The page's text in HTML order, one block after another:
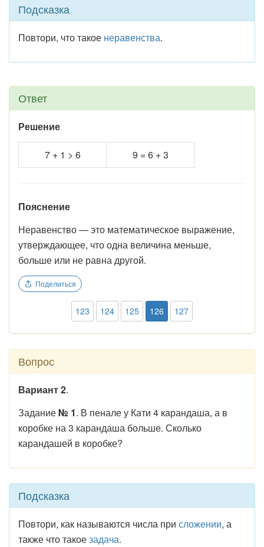
Подсказка
Повтори, что такое неравенства.
Ответ
Решение
7 + 1 > 6 9 = 6 + 3
Пояснение
Неравенство — это математическое выражение,
утверждающее, что одна величина меньше,
больше или не равна другой.
Поделиться
123 124 125 126 127
Вопрос
Вариант2.
Задание№ 1. В пенале у Кати 4 карандаша, а в
коробке на 3 карандаша больше. Сколько
карандашей в коробке?
Подсказка
Повтори, как называются числа при сложении, а
также что такоезадача.